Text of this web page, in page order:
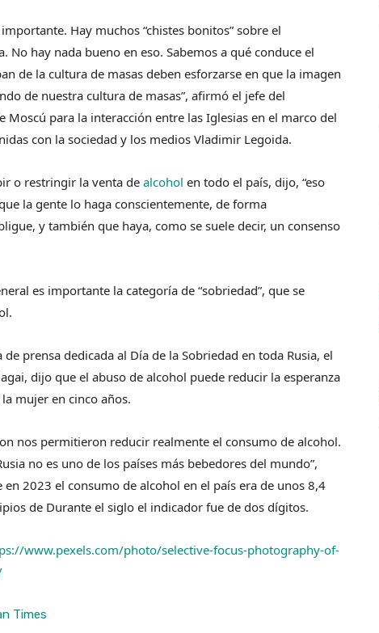
Hay muchos “chistes bonitos” sobre el
hay nada bueno en eso. Sabemos a qué conduce el
de la cultura de masas deben esforzarse en que la imagen
de nuestra cultura de masas”, afirmó el jefe del
para la interacción entre las Iglesias en el marco del
con la sociedad y los medios Vladimir Legoida.
o restringir la venta dealcohol en todo el país, dijo, “eso
la gente lo haga conscientemente, de forma
y también que haya, como se suele decir, un consenso
es importante la categoría de “sobriedad”, que se
prensa dedicada al Día de la Sobriedad en toda Rusia, el
dijo que el abuso de alcohol puede reducir la esperanza
mujer en cinco años.
nos permitieron reducir realmente el consumo de alcohol.
no es uno de los países más bebedores del mundo”,
2023 el consumo de alcohol en el país era de unos 8,4
de Durante el siglo el indicador fue de dos dígitos.
www.pexels.com/photo/selective-focus-photography-of-
Times